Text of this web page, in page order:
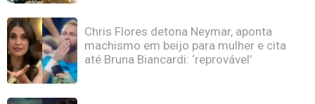
Chris Flores detona Neymar, aponta
machismo em beijo para mulher e cita
até Bruna Biancardi: ‘reprovável’